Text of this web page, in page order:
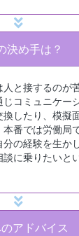
決め手は？
と接するのが
コミュニケー
したり、模擬
番では労働局
の経験を生か
に乗りたいと
アドバイス